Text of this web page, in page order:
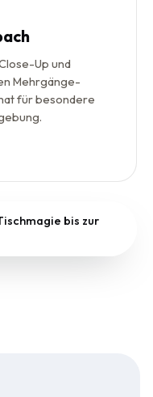
Up und
Mehrgänge-
für besondere
bis zur